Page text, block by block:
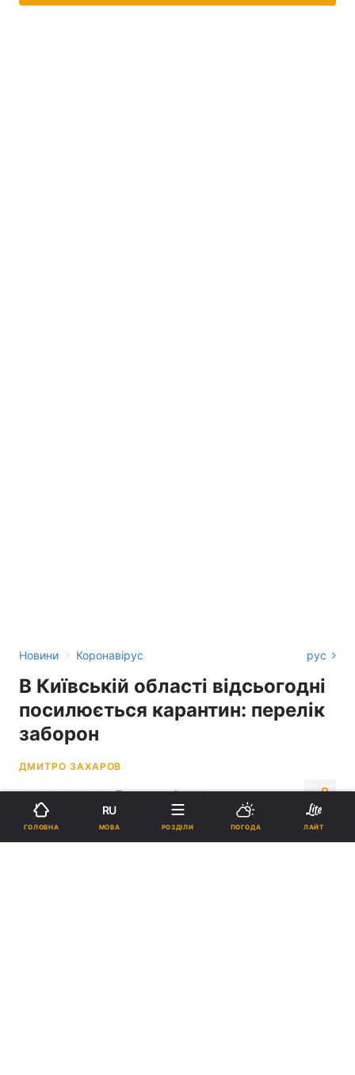
Новини › Коронавірус рус
В Київській області відсьогодні
посилюється карантин: перелік
заборон
ДМИТРО ЗАХАРОВ
11:34, 21.03.21 3 хв. 2106
Підпишіться на нас в Google
ГОЛОВНА
RU
МОВА РОЗДІЛИ ПОГОДА ЛАЙТ